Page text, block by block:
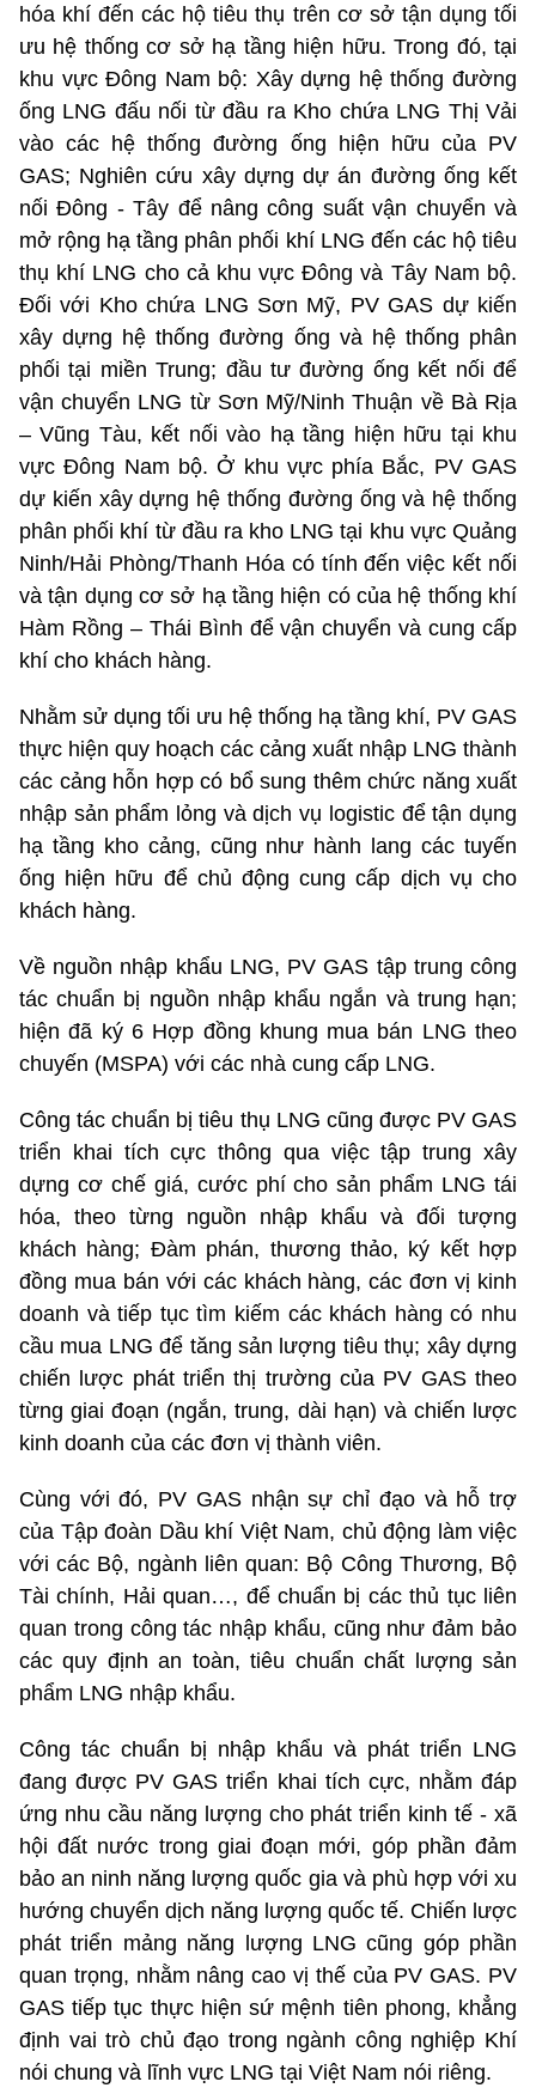
hóa khí đến các hộ tiêu thụ trên cơ sở tận dụng tối
ưu hệ thống cơ sở hạ tầng hiện hữu. Trong đó, tại
khu vực Đông Nam bộ: Xây dựng hệ thống đường
ống LNG đấu nối từ đầu ra Kho chứa LNG Thị Vải
vào các hệ thống đường ống hiện hữu của PV
GAS; Nghiên cứu xây dựng dự án đường ống kết
nối Đông - Tây để nâng công suất vận chuyển và
mở rộng hạ tầng phân phối khí LNG đến các hộ tiêu
thụ khí LNG cho cả khu vực Đông và Tây Nam bộ.
Đối với Kho chứa LNG Sơn Mỹ, PV GAS dự kiến
xây dựng hệ thống đường ống và hệ thống phân
phối tại miền Trung; đầu tư đường ống kết nối để
vận chuyển LNG từ Sơn Mỹ/Ninh Thuận về Bà Rịa
– Vũng Tàu, kết nối vào hạ tầng hiện hữu tại khu
vực Đông Nam bộ. Ở khu vực phía Bắc, PV GAS
dự kiến xây dựng hệ thống đường ống và hệ thống
phân phối khí từ đầu ra kho LNG tại khu vực Quảng
Ninh/Hải Phòng/Thanh Hóa có tính đến việc kết nối
và tận dụng cơ sở hạ tầng hiện có của hệ thống khí
Hàm Rồng – Thái Bình để vận chuyển và cung cấp
khí cho khách hàng.
Nhằm sử dụng tối ưu hệ thống hạ tầng khí, PV GAS
thực hiện quy hoạch các cảng xuất nhập LNG thành
các cảng hỗn hợp có bổ sung thêm chức năng xuất
nhập sản phẩm lỏng và dịch vụ logistic để tận dụng
hạ tầng kho cảng, cũng như hành lang các tuyến
ống hiện hữu để chủ động cung cấp dịch vụ cho
khách hàng.
Về nguồn nhập khẩu LNG, PV GAS tập trung công
tác chuẩn bị nguồn nhập khẩu ngắn và trung hạn;
hiện đã ký 6 Hợp đồng khung mua bán LNG theo
chuyến (MSPA) với các nhà cung cấp LNG.
Công tác chuẩn bị tiêu thụ LNG cũng được PV GAS
triển khai tích cực thông qua việc tập trung xây
dựng cơ chế giá, cước phí cho sản phẩm LNG tái
hóa, theo từng nguồn nhập khẩu và đối tượng
khách hàng; Đàm phán, thương thảo, ký kết hợp
đồng mua bán với các khách hàng, các đơn vị kinh
doanh và tiếp tục tìm kiếm các khách hàng có nhu
cầu mua LNG để tăng sản lượng tiêu thụ; xây dựng
chiến lược phát triển thị trường của PV GAS theo
từng giai đoạn (ngắn, trung, dài hạn) và chiến lược
kinh doanh của các đơn vị thành viên.
Cùng với đó, PV GAS nhận sự chỉ đạo và hỗ trợ
của Tập đoàn Dầu khí Việt Nam, chủ động làm việc
với các Bộ, ngành liên quan: Bộ Công Thương, Bộ
Tài chính, Hải quan…, để chuẩn bị các thủ tục liên
quan trong công tác nhập khẩu, cũng như đảm bảo
các quy định an toàn, tiêu chuẩn chất lượng sản
phẩm LNG nhập khẩu.
Công tác chuẩn bị nhập khẩu và phát triển LNG
đang được PV GAS triển khai tích cực, nhằm đáp
ứng nhu cầu năng lượng cho phát triển kinh tế - xã
hội đất nước trong giai đoạn mới, góp phần đảm
bảo an ninh năng lượng quốc gia và phù hợp với xu
hướng chuyển dịch năng lượng quốc tế. Chiến lược
phát triển mảng năng lượng LNG cũng góp phần
quan trọng, nhằm nâng cao vị thế của PV GAS. PV
GAS tiếp tục thực hiện sứ mệnh tiên phong, khẳng
định vai trò chủ đạo trong ngành công nghiệp Khí
nói chung và lĩnh vực LNG tại Việt Nam nói riêng.